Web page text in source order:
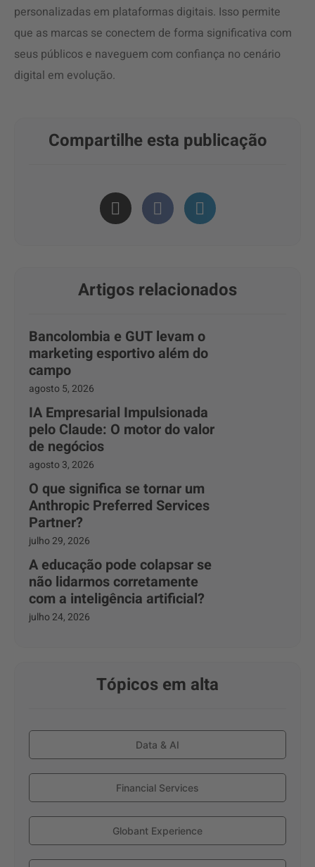
personalizadas em plataformas digitais. Isso permite
que as marcas se conectem de forma significativa com
seus públicos e naveguem com confiança no cenário
digital em evolução.
Compartilhe esta publicação
Artigos relacionados
Bancolombia e GUT levam o
marketing esportivo além do
campo
agosto 5, 2026
IA Empresarial Impulsionada
pelo Claude: O motor do valor
de negócios
agosto 3, 2026
O que significa se tornar um
Anthropic Preferred Services
Partner?
julho 29, 2026
A educação pode colapsar se
não lidarmos corretamente
com a inteligência artificial?
julho 24, 2026
Tópicos em alta
Data & AI
Financial Services
Globant Experience